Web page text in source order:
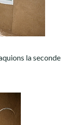
la seconde